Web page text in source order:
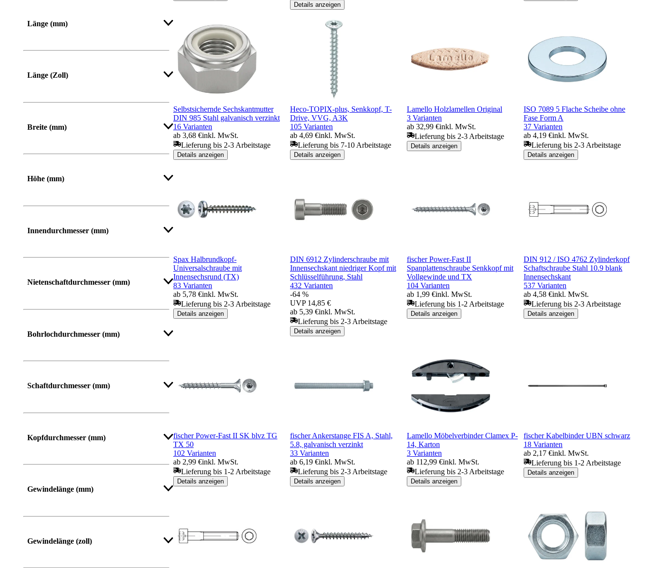
Länge (mm)
Von Bis
Länge (Zoll)
Breite (mm)
Von Bis
Höhe (mm)
Von Bis
Innendurchmesser (mm)
Nietenschaftdurchmesser (mm)
Bohrlochdurchmesser (mm)
Schaftdurchmesser (mm)
Kopfdurchmesser (mm)
Gewindelänge (mm)
Gewindelänge (zoll)
Details anzeigen
Selbstsichernde Sechskantmutter
DIN 985 Stahl galvanisch verzinkt
16 Varianten
ab 3,68 €inkl. MwSt.
Lieferung bis 2-3 Arbeitstage
Details anzeigen
Heco-TOPIX-plus, Senkkopf, T-
Drive, VVG, A3K
105 Varianten
ab 4,69 €inkl. MwSt.
Lieferung bis 7-10 Arbeitstage
Details anzeigen
Lamello Holzlamellen Original
3 Varianten
ab 32,99 €inkl. MwSt.
Lieferung bis 2-3 Arbeitstage
Details anzeigen
ISO 7089 5 Flache Scheibe ohne
Fase Form A
37 Varianten
ab 4,19 €inkl. MwSt.
Lieferung bis 2-3 Arbeitstage
Details anzeigen
Spax Halbrundkopf-
Universalschraube mit
Innensechsrund (TX)
83 Varianten
ab 5,78 €inkl. MwSt.
Lieferung bis 2-3 Arbeitstage
Details anzeigen
DIN 6912 Zylinderschraube mit
Innensechskant niedriger Kopf mit
Schlüsselführung, Stahl
432 Varianten
-64 %
UVP 14,85 €
ab 5,39 €inkl. MwSt.
Lieferung bis 2-3 Arbeitstage
Details anzeigen
fischer Power-Fast II
Spanplattenschraube Senkkopf mit
Vollgewinde und TX
104 Varianten
ab 1,99 €inkl. MwSt.
Lieferung bis 1-2 Arbeitstage
Details anzeigen
DIN 912 / ISO 4762 Zylinderkopf
Schaftschraube Stahl 10.9 blank
Innensechskant
537 Varianten
ab 4,58 €inkl. MwSt.
Lieferung bis 2-3 Arbeitstage
Details anzeigen
fischer Power-Fast II SK blvz TG
TX 50
102 Varianten
ab 2,99 €inkl. MwSt.
Lieferung bis 1-2 Arbeitstage
Details anzeigen
fischer Ankerstange FIS A, Stahl,
5.8, galvanisch verzinkt
33 Varianten
ab 6,19 €inkl. MwSt.
Lieferung bis 2-3 Arbeitstage
Details anzeigen
Lamello Möbelverbinder Clamex P-
14, Karton
3 Varianten
ab 112,99 €inkl. MwSt.
Lieferung bis 2-3 Arbeitstage
Details anzeigen
fischer Kabelbinder UBN schwarz
18 Varianten
ab 2,17 €inkl. MwSt.
Lieferung bis 1-2 Arbeitstage
Details anzeigen